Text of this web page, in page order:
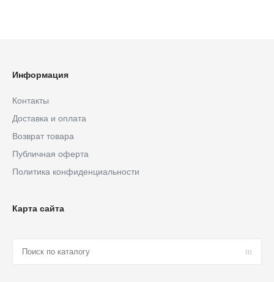
Информация
Контакты
Доставка и оплата
Возврат товара
Публичная оферта
Политика конфиденциальности
Карта сайта